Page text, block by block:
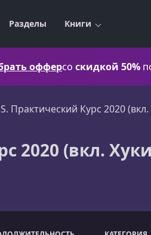
Разделы Книги
офферсо скидкой 50%
Практический Курс 2020
2020 (вкл.